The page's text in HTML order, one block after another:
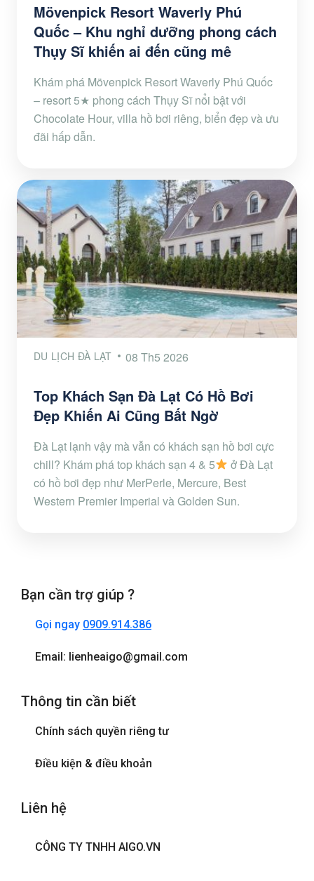
Mövenpick Resort Waverly Phú
Quốc – Khu nghỉ dưỡng phong cách
Thụy Sĩ khiến ai đến cũng mê
Khám phá Mövenpick Resort Waverly Phú Quốc
– resort 5★ phong cách Thụy Sĩ nổi bật với
Chocolate Hour, villa hồ bơi riêng, biển đẹp và ưu
đãi hấp dẫn.
DU LỊCH ĐÀ LẠT 08 Th5 2026
Top Khách Sạn Đà Lạt Có Hồ Bơi
Đẹp Khiến Ai Cũng Bất Ngờ
Đà Lạt lạnh vậy mà vẫn có khách sạn hồ bơi cực
chill? Khám phá top khách sạn 4 & 5
ở Đà Lạt
có hồ bơi đẹp như MerPerle, Mercure, Best
Western Premier Imperial và Golden Sun.
Bạn cần trợ giúp ?
Gọi ngay 0909.914.386
Email: lienheaigo@gmail.com
Thông tin cần biết
Chính sách quyền riêng tư
Điều kiện & điều khoản
Liên hệ
CÔNG TY TNHH AIGO.VN